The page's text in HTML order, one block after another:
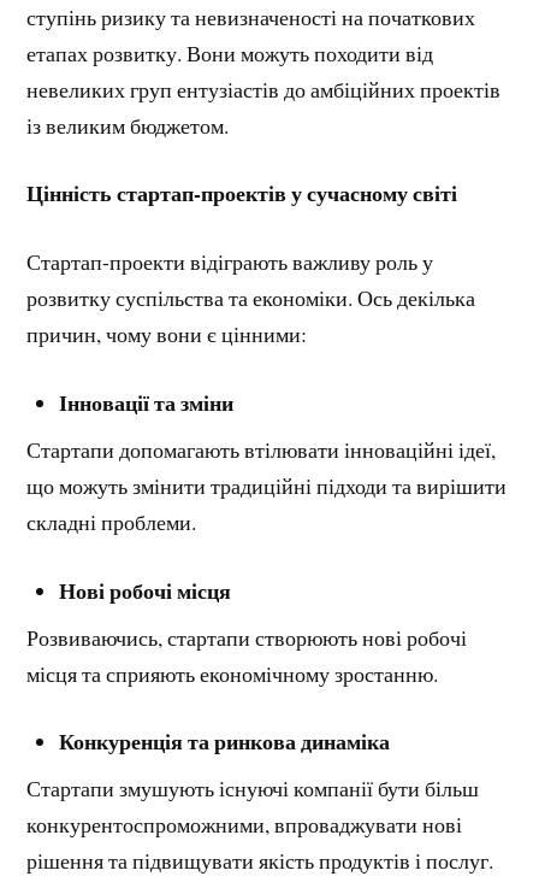
ступінь ризику та невизначеності на початкових
етапах розвитку. Вони можуть походити від
невеликих груп ентузіастів до амбіційних проектів
із великим бюджетом.
Цінність стартап-проектів у сучасному світі
Стартап-проекти відіграють важливу роль у
розвитку суспільства та економіки. Ось декілька
причин, чому вони є цінними:
Інновації та зміни
Стартапи допомагають втілювати інноваційні ідеї,
що можуть змінити традиційні підходи та вирішити
складні проблеми.
Нові робочі місця
Розвиваючись, стартапи створюють нові робочі
місця та сприяють економічному зростанню.
Конкуренція та ринкова динаміка
Стартапи змушують існуючі компанії бути більш
конкурентоспроможними, впроваджувати нові
рішення та підвищувати якість продуктів і послуг.